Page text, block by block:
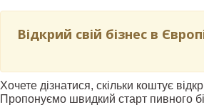
Відкрий свій бізнес в
Хочете дізнатися, скільки коштує
Пропонуємо швидкий старт пивного